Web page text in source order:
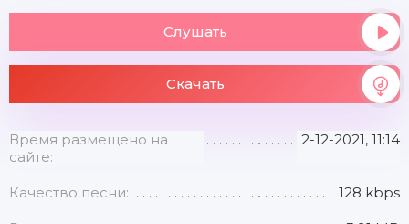
Слушать
Скачать
Время размещено на
сайте:
2-12-2021, 11:14
Качество песни: 128 kbps